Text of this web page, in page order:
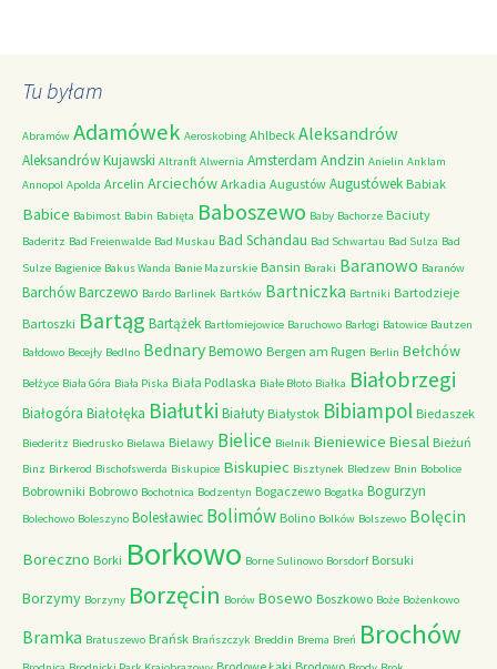
Tu byłam
Abramów Adamówek Aeroskobing Ahlbeck Aleksandrów
Aleksandrów Kujawski Altranft Alwernia Amsterdam Andzin Anielin Anklam
Annopol Apolda Arcelin Arciechów Arkadia Augustów Augustówek Babiak
Babice Babimost Babin Babięta Baboszewo Baby Bachorze Baciuty
Baderitz Bad Freienwalde Bad Muskau Bad Schandau Bad Schwartau Bad Sulza Bad
Sulze Bagienice Bakus Wanda Banie Mazurskie Bansin Baraki Baranowo Baranów
BarchówBarczewo Bardo Barlinek Bartków Bartniczka Bartniki Bartodzieje
Bartoszki Bartąg Bartążek Bartłomiejowice Baruchowo Barłogi Batowice Bautzen
Bałdowo Becejły Bedlno BednaryBemowo Bergen am Rugen Berlin Bełchów
Bełżyce Biała Góra Biała Piska Biała Podlaska Białe Błoto Białka Białobrzegi
Białogóra Białołęka Białutki Białuty Białystok Bibiampol Biedaszek
Biederitz Biedrusko Bielawa Bielawy Bielice Bielnik Bieniewice Biesal Bieżuń
Binz Birkerod Bischofswerda Biskupice Biskupiec Bisztynek Bledzew Bnin Bobolice
Bobrowniki Bobrowo Bochotnica Bodzentyn Bogaczewo Bogatka Bogurzyn
Bolechowo Boleszyno Bolesławiec Bolimów Bolino Bolków Bolszewo Bolęcin
Boreczno Borki Borkowo Borne Sulinowo Borsdorf Borsuki
Borzymy Borzyny Borzęcin Borów Bosewo Boszkowo Boże Bożenkowo
Bramka Bratuszewo Brańsk Brańszczyk Breddin Brema Breń Brochów